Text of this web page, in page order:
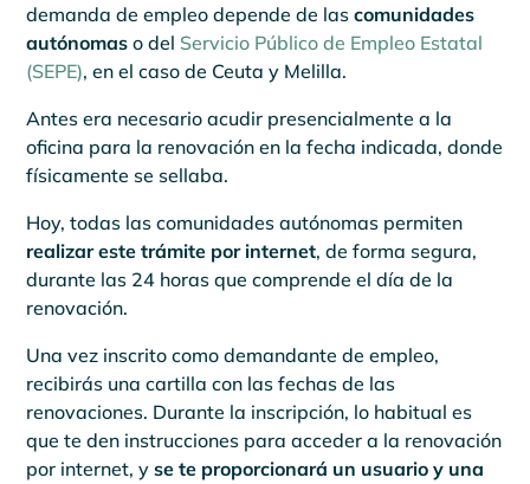
demanda de empleo depende de lascomunidades
autónomas o del Servicio Público de Empleo Estatal
(SEPE), en el caso de Ceuta y Melilla.
Antes era necesario acudir presencialmente a la
oficina para la renovación en la fecha indicada, donde
físicamente se sellaba.
Hoy, todas las comunidades autónomas permiten
realizar este trámite por internet, de forma segura,
durante las 24 horas que comprende el día de la
renovación.
Una vez inscrito como demandante de empleo,
recibirás una cartilla con las fechas de las
renovaciones. Durante la inscripción, lo habitual es
que te den instrucciones para acceder a la renovación
por internet, yse te proporcionará un usuario y una